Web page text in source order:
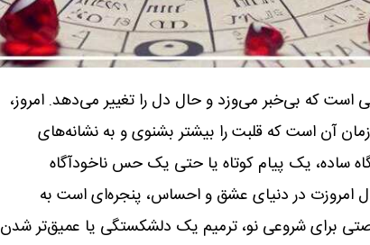
که بی‌خبر می‌وزد و حال دل را تغییر می‌دهد. امروز،
زمان آن است که قلبت را بیشتر بشنوی و به نشانه‌های
ساده، یک پیام کوتاه یا حتی یک حس ناخودآگاه
امروزت در دنیای عشق و احساس، پنجره‌ای است به
برای شروعی نو، ترمیم یک دلشکستگی یا عمیق‌تر شدن